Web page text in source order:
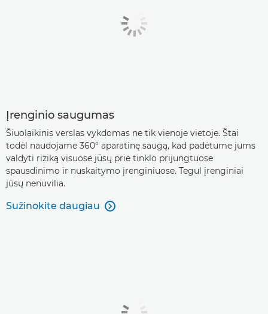
Įrenginio saugumas
Šiuolaikinis verslas vykdomas ne tik vienoje vietoje. Štai
todėl naudojame 360° aparatinę saugą, kad padėtume jums
valdyti riziką visuose jūsų prie tinklo prijungtuose
spausdinimo ir nuskaitymo įrenginiuose. Tegul įrenginiai
jūsų nenuvilia.
Sužinokite daugiau 